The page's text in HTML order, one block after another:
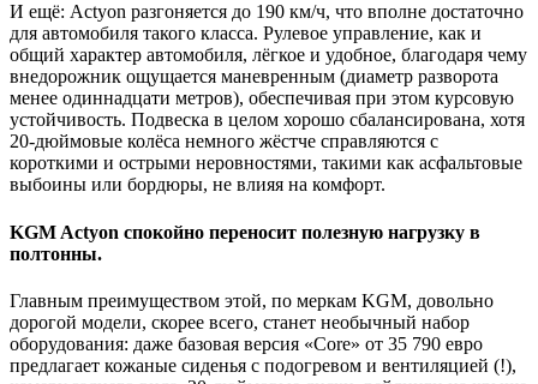
И ещё: Actyon разгоняется до 190 км/ч, что вполне достаточно
для автомобиля такого класса. Рулевое управление, как и
общий характер автомобиля, лёгкое и удобное, благодаря чему
внедорожник ощущается маневренным (диаметр разворота
менее одиннадцати метров), обеспечивая при этом курсовую
устойчивость. Подвеска в целом хорошо сбалансирована, хотя
20-дюймовые колёса немного жёстче справляются с
короткими и острыми неровностями, такими как асфальтовые
выбоины или бордюры, не влияя на комфорт.
KGM Actyon спокойно переносит полезную нагрузку в
полтонны.
Главным преимуществом этой, по меркам KGM, довольно
дорогой модели, скорее всего, станет необычный набор
оборудования: даже базовая версия «Core» от 35 790 евро
предлагает кожаные сиденья с подогревом и вентиляцией (!),